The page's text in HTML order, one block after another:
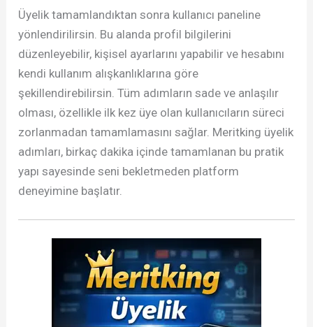
Üyelik tamamlandıktan sonra kullanıcı paneline
yönlendirilirsin. Bu alanda profil bilgilerini
düzenleyebilir, kişisel ayarlarını yapabilir ve hesabını
kendi kullanım alışkanlıklarına göre
şekillendirebilirsin. Tüm adımların sade ve anlaşılır
olması, özellikle ilk kez üye olan kullanıcıların süreci
zorlanmadan tamamlamasını sağlar. Meritking üyelik
adımları, birkaç dakika içinde tamamlanan bu pratik
yapı sayesinde seni bekletmeden platform
deneyimine başlatır.